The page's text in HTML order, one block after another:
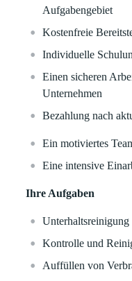
Aufgabengebiet
Kostenfreie
Individuelle
Einen sicheren
Unternehmen
Bezahlung nach
Ein motiviertes
Eine intensive
Ihre Aufgaben
Kontrolle und
Auffüllen von